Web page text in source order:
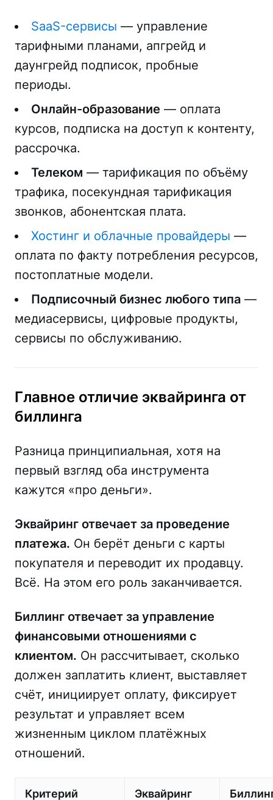
SaaS-сервисы — управление
тарифными планами, апгрейд и
даунгрейд подписок, пробные
периоды.
Онлайн-образование — оплата
курсов, подписка на доступ к контенту,
рассрочка.
Телеком — тарификация по объёму
трафика, посекундная тарификация
звонков, абонентская плата.
Хостинг и облачные провайдеры —
оплата по факту потребления ресурсов,
постоплатные модели.
Подписочный бизнес любого типа —
медиасервисы, цифровые продукты,
сервисы по обслуживанию.
Главное отличие эквайринга от
биллинга
Разница принципиальная, хотя на
первый взгляд оба инструмента
кажутся «про деньги».
Эквайринг отвечает за проведение
платежа. Он берёт деньги с карты
покупателя и переводит их продавцу.
Всё. На этом его роль заканчивается.
Биллинг отвечает за управление
финансовыми отношениями с
клиентом. Он рассчитывает, сколько
должен заплатить клиент, выставляет
счёт, инициирует оплату, фиксирует
результат и управляет всем
жизненным циклом платёжных
отношений.
Критерий Эквайринг